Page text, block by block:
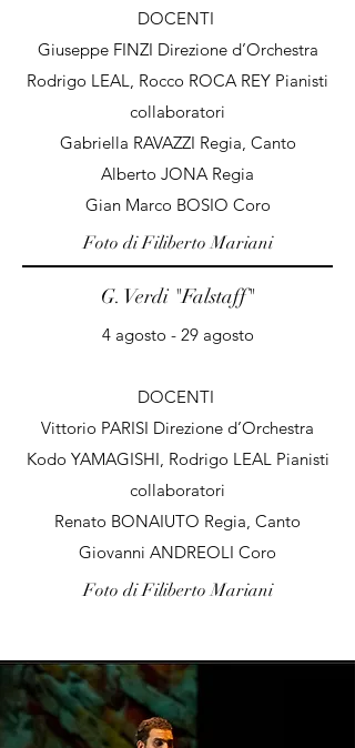
DOCENTI
Giuseppe FINZI Direzione d’Orchestra
Rodrigo LEAL, Rocco ROCA REY Pianisti
collaboratori
Gabriella RAVAZZI Regia, Canto
Alberto JONA Regia
Gian Marco BOSIO Coro
Foto di Filiberto Mariani
G. Verdi "Falstaff"
4 agosto - 29 agosto
DOCENTI
Vittorio PARISI Direzione d’Orchestra
Kodo YAMAGISHI, Rodrigo LEAL Pianisti
collaboratori
Renato BONAIUTO Regia, Canto
Giovanni ANDREOLI Coro
Foto di Filiberto Mariani